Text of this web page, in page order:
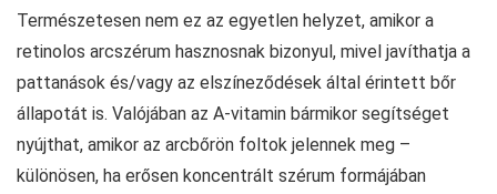
Természetesen nem ez az egyetlen helyzet, amikor a
retinolos arcszérum hasznosnak bizonyul, mivel javíthatja a
pattanások és/vagy az elszíneződések által érintett bőr
állapotát is. Valójában az A-vitamin bármikor segítséget
nyújthat, amikor az arcbőrön foltok jelennek meg –
különösen, ha erősen koncentrált szérum formájában